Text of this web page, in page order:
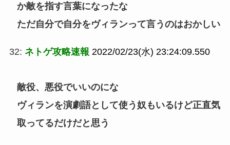
か敵を指す言葉になったな
ただ自分で自分をヴィランって言うのはおかしい
32: ネトゲ攻略速報 2022/02/23(水) 23:24:09.550
敵役、悪役でいいのにな
ヴィランを演劇語として使う奴もいるけど正直気
取ってるだけだと思う